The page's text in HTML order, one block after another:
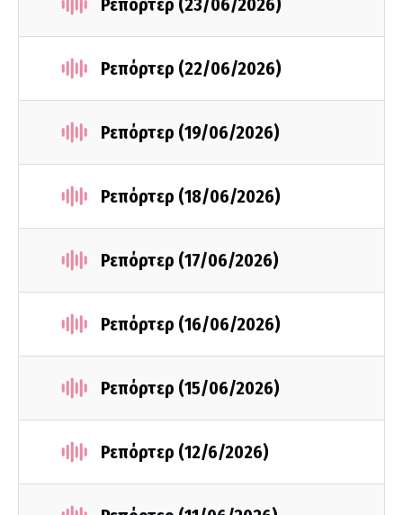
Ρεπόρτερ (23/06/2026)
Ρεπόρτερ (22/06/2026)
Ρεπόρτερ (19/06/2026)
Ρεπόρτερ (18/06/2026)
Ρεπόρτερ (17/06/2026)
Ρεπόρτερ (16/06/2026)
Ρεπόρτερ (15/06/2026)
Ρεπόρτερ (12/6/2026)